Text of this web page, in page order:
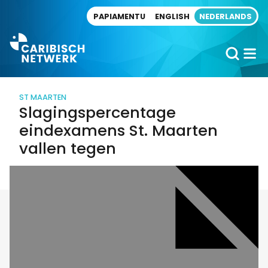
PAPIAMENTU ENGLISH NEDERLANDS
ST MAARTEN
Slagingspercentage
eindexamens St. Maarten
vallen tegen